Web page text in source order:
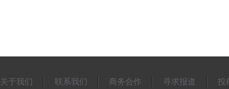
关于我们 联系我们 商务合作 寻求报道 投